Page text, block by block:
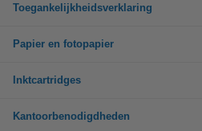
Toegankelijkheidsverklaring
Papier en fotopapier
Inktcartridges
Kantoorbenodigdheden